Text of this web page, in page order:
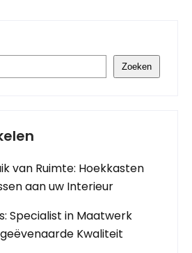
Zoeken
van Ruimte: Hoekkasten
aan uw Interieur
Specialist in Maatwerk
Kwaliteit